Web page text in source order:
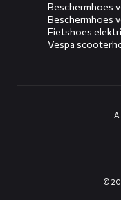
Beschermhoes
Beschermhoes
Fietshoes
Vespa
©